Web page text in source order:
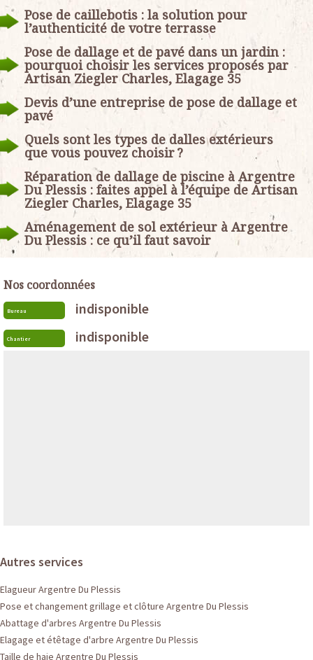
Pose de caillebotis : la solution pour
l’authenticité de votre terrasse
Pose de dallage et de pavé dans un jardin :
pourquoi choisir les services proposés par
Artisan Ziegler Charles, Elagage 35
Devis d’une entreprise de pose de dallage et
pavé
Quels sont les types de dalles extérieurs
que vous pouvez choisir ?
Réparation de dallage de piscine à Argentre
Du Plessis : faites appel à l’équipe de Artisan
Ziegler Charles, Elagage 35
Aménagement de sol extérieur à Argentre
Du Plessis : ce qu’il faut savoir
Nos coordonnées
Bureau indisponible
Chantier indisponible
Autres services
Elagueur Argentre Du Plessis
Pose et changement grillage et clôture Argentre Du Plessis
Abattage d'arbres Argentre Du Plessis
Elagage et étêtage d'arbre Argentre Du Plessis
Taille de haie Argentre Du Plessis